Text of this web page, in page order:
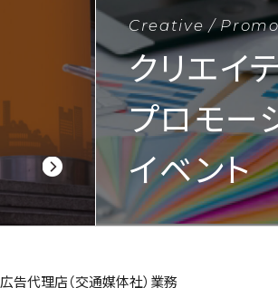
Creative /
クリエイ
プロモー
イベント
広告代理店（交通媒体社）業務